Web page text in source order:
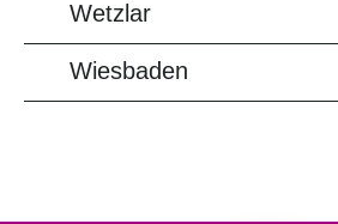
Wetzlar
Wiesbaden